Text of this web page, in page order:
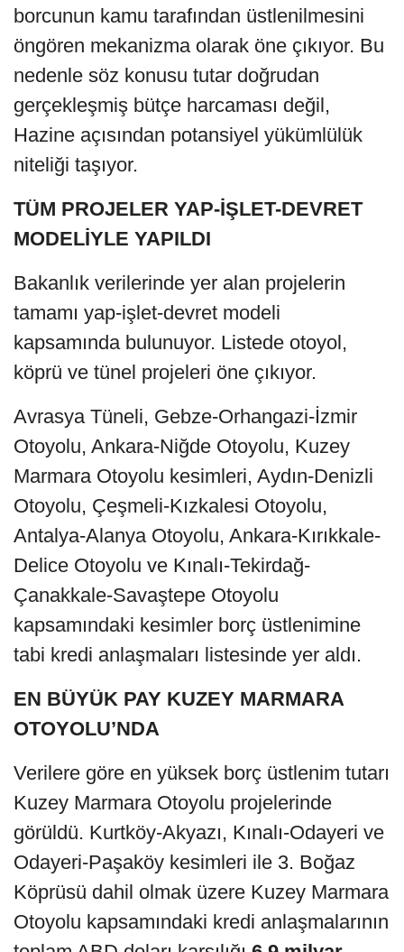
borcunun kamu tarafından üstlenilmesini
öngören mekanizma olarak öne çıkıyor. Bu
nedenle söz konusu tutar doğrudan
gerçekleşmiş bütçe harcaması değil,
Hazine açısından potansiyel yükümlülük
niteliği taşıyor.
TÜM PROJELER YAP-İŞLET-DEVRET
MODELİYLE YAPILDI
Bakanlık verilerinde yer alan projelerin
tamamı yap-işlet-devret modeli
kapsamında bulunuyor. Listede otoyol,
köprü ve tünel projeleri öne çıkıyor.
Avrasya Tüneli, Gebze-Orhangazi-İzmir
Otoyolu, Ankara-Niğde Otoyolu, Kuzey
Marmara Otoyolu kesimleri, Aydın-Denizli
Otoyolu, Çeşmeli-Kızkalesi Otoyolu,
Antalya-Alanya Otoyolu, Ankara-Kırıkkale-
Delice Otoyolu ve Kınalı-Tekirdağ-
Çanakkale-Savaştepe Otoyolu
kapsamındaki kesimler borç üstlenimine
tabi kredi anlaşmaları listesinde yer aldı.
EN BÜYÜK PAY KUZEY MARMARA
OTOYOLU’NDA
Verilere göre en yüksek borç üstlenim tutarı
Kuzey Marmara Otoyolu projelerinde
görüldü. Kurtköy-Akyazı, Kınalı-Odayeri ve
Odayeri-Paşaköy kesimleri ile 3. Boğaz
Köprüsü dahil olmak üzere Kuzey Marmara
Otoyolu kapsamındaki kredi anlaşmalarının